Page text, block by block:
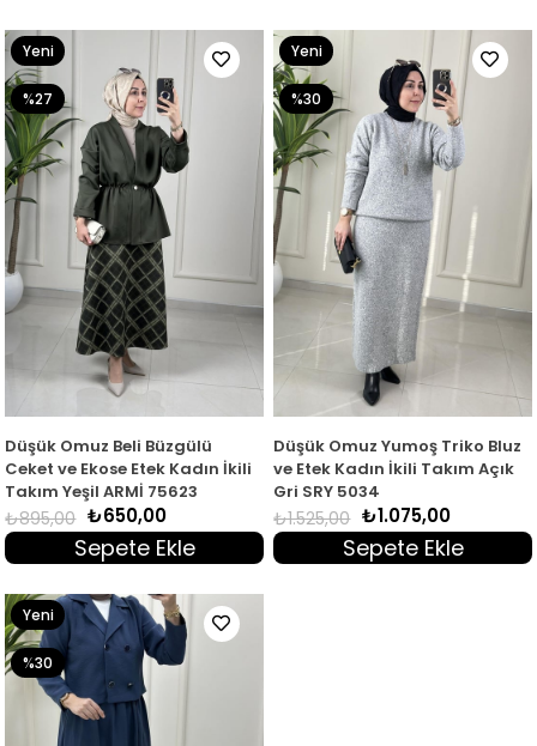
Düşük Omuz Beli Büzgülü
Ceket ve Ekose Etek Kadın İkili
Takım Yeşil ARMİ 75623
₺650,00
₺895,00
Sepete Ekle
%27
Yeni
Ürün
Düşük Omuz Yumoş Triko Bluz
ve Etek Kadın İkili Takım Açık
Gri SRY 5034
₺1.075,00
₺1.525,00
Sepete Ekle
%30
Yeni
Ürün
%30
Yeni
Ürün